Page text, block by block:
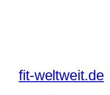
fit-weltweit.de